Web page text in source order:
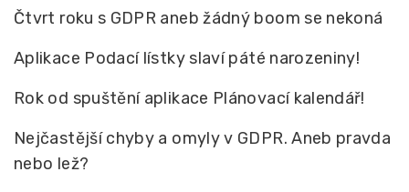
Čtvrt roku s GDPR aneb žádný boom se nekoná
Aplikace Podací lístky slaví páté narozeniny!
Rok od spuštění aplikace Plánovací kalendář!
Nejčastější chyby a omyly v GDPR. Aneb pravda
nebo lež?